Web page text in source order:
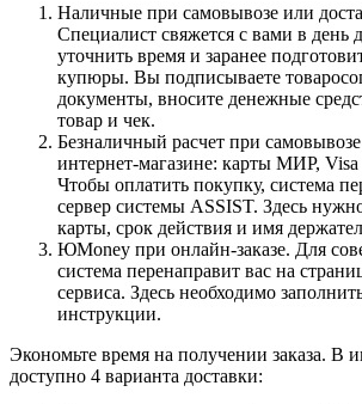
Наличные при самовывозе или
Специалист свяжется с вами в день
уточнить время и заранее
купюры. Вы подписываете
документы, вносите денежные
товар и чек.
Безналичный расчет при
интернет-магазине: карты МИР, Visa
Чтобы оплатить покупку, система
сервер системы ASSIST. Здесь
карты, срок действия и имя
ЮMoney при онлайн-заказе. Для
система перенаправит вас на
сервиса. Здесь необходимо
инструкции.
Экономьте время на получении заказа. В
доступно 4 варианта доставки: